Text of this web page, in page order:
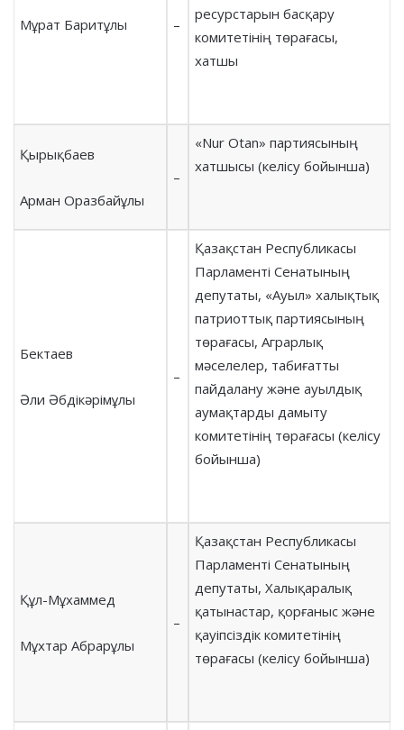
Мұрат Баритұлы –
ресурстарын басқару
комитетінің төрағасы,
хатшы
Қырықбаев
Арман Оразбайұлы
–
«Nur Otan» партиясының
хатшысы (келісу бойынша)
Бектаев
Әли Әбдікәрімұлы
–
Қазақстан Республикасы
Парламенті Сенатының
депутаты, «Ауыл» халықтық
патриоттық партиясының
төрағасы, Аграрлық
мәселелер, табиғатты
пайдалану және ауылдық
аумақтарды дамыту
комитетінің төрағасы (келісу
бойынша)
Құл-Мұхаммед
Мұхтар Абрарұлы
–
Қазақстан Республикасы
Парламенті Сенатының
депутаты, Халықаралық
қатынастар, қорғаныс және
қауіпсіздік комитетінің
төрағасы (келісу бойынша)